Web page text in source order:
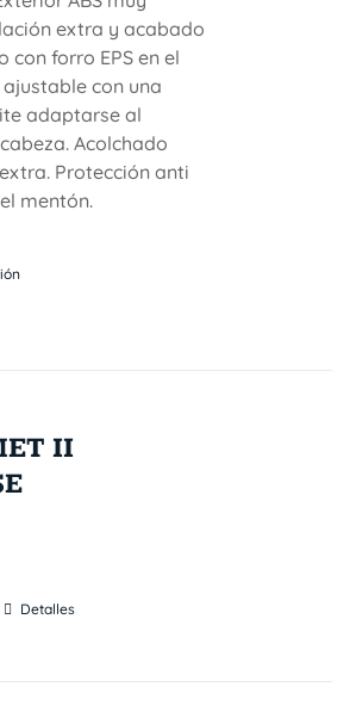
extra y acabado
con forro EPS en el
con una
adaptarse al
Acolchado
Protección anti
mentón.
II
Detalles